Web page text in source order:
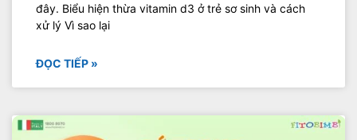
đây. Biểu hiện thừa vitamin d3 ở trẻ sơ sinh và cách
xử lý Vì sao lại
ĐỌC TIẾP »